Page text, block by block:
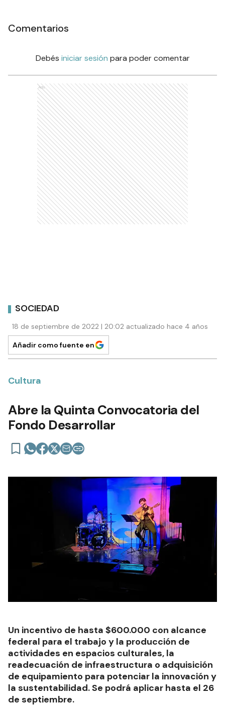
Comentarios
Debés iniciar sesión para poder comentar
Ads
SOCIEDAD
18 de septiembre de 2022 | 20:02 actualizado hace 4 años
Añadir como fuente en
Cultura
Abre la Quinta Convocatoria del
Fondo Desarrollar
Un incentivo de hasta $600.000 con alcance
federal para el trabajo y la producción de
actividades en espacios culturales, la
readecuación de infraestructura o adquisición
de equipamiento para potenciar la innovación y
la sustentabilidad. Se podrá aplicar hasta el 26
de septiembre.